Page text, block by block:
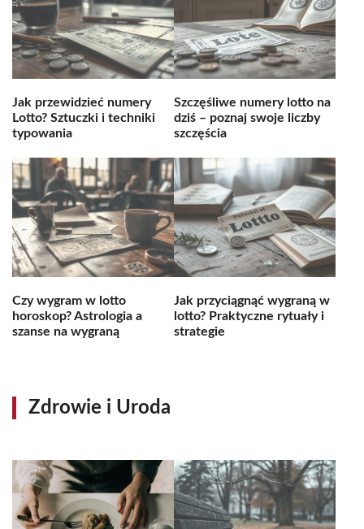
Jak przewidzieć numery
Lotto? Sztuczki i techniki
typowania
Szczęśliwe numery lotto na
dziś – poznaj swoje liczby
szczęścia
Czy wygram w lotto
horoskop? Astrologia a
szanse na wygraną
Jak przyciągnąć wygraną w
lotto? Praktyczne rytuały i
strategie
Zdrowie i Uroda